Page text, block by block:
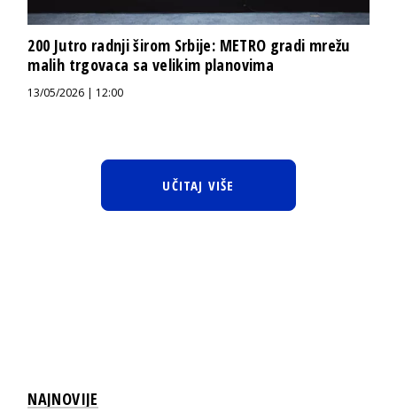
200 Jutro radnji širom Srbije: METRO gradi mrežu
malih trgovaca sa velikim planovima
13/05/2026 | 12:00
UČITAJ VIŠE
NAJNOVIJE